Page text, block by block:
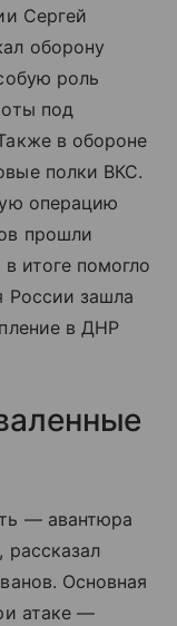
Сергей
оборону
роль
под
в обороне
полки ВКС.
операцию
прошли
итоге помогло
России зашла
в ДНР
— авантюра
Основная
атаке —